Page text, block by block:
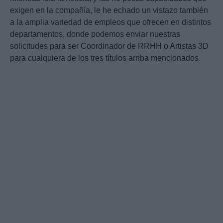
exigen en la compañía, le he echado un vistazo también
a la amplia variedad de empleos que ofrecen en distintos
departamentos, donde podemos enviar nuestras
solicitudes para ser Coordinador de RRHH o Artistas 3D
para cualquiera de los tres títulos arriba mencionados.